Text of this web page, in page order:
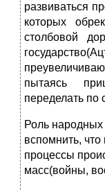
развиваться
которых
столбовой
пытаясь
переделать по
Роль народных
вспомнить,
процессы
масс(войны,